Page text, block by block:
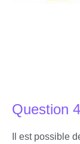
Question 4
Il est possible